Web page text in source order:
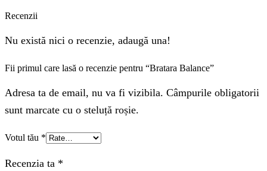
Recenzii
Nu există nici o recenzie, adaugă una!
Fii primul care lasă o recenzie pentru “Bratara Balance”
Adresa ta de email, nu va fi vizibila. Câmpurile obligatorii
sunt marcate cu o steluță roșie.
Votul tău *
Recenzia ta *